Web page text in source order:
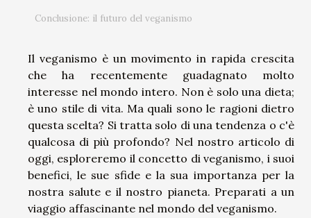
Conclusione: il futuro del veganismo
Il veganismo è un movimento in rapida crescita
che ha recentemente guadagnato molto
interesse nel mondo intero. Non è solo una dieta;
è uno stile di vita. Ma quali sono le ragioni dietro
questa scelta? Si tratta solo di una tendenza o c'è
qualcosa di più profondo? Nel nostro articolo di
oggi, esploreremo il concetto di veganismo, i suoi
benefici, le sue sfide e la sua importanza per la
nostra salute e il nostro pianeta. Preparati a un
viaggio affascinante nel mondo del veganismo.